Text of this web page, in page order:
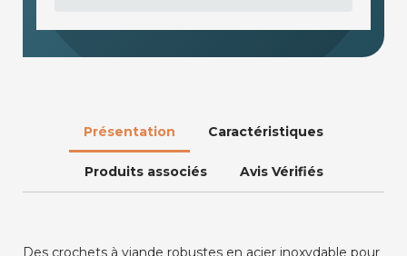
Présentation Caractéristiques
Produits associés Avis Vérifiés
Des crochets à viande robustes en acier inoxydable pour